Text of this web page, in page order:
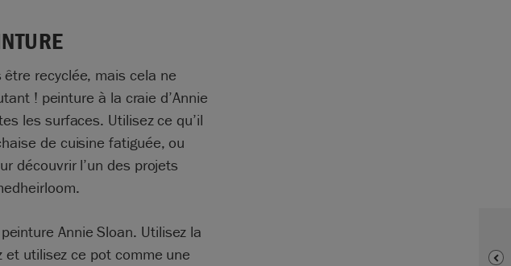
recyclée, mais cela ne
! peinture à la craie d’Annie
les surfaces. Utilisez ce qu’il
de cuisine fatiguée, ou
découvrir l’un des projets
Annie Sloan. Utilisez la
utilisez ce pot comme une